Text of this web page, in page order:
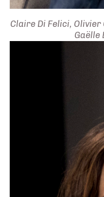
Claire Di Felici,
Gaëlle